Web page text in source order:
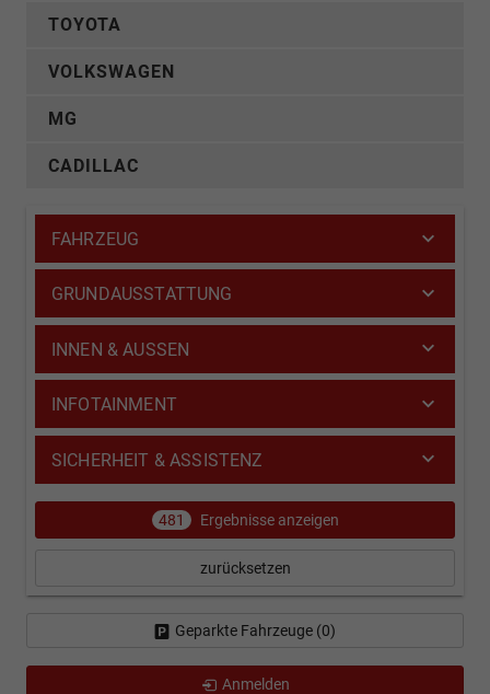
TOYOTA
VOLKSWAGEN
MG
CADILLAC
FAHRZEUG
GRUNDAUSSTATTUNG
INNEN & AUSSEN
INFOTAINMENT
SICHERHEIT & ASSISTENZ
481 Ergebnisse anzeigen
zurücksetzen
Geparkte Fahrzeuge (0)
Anmelden